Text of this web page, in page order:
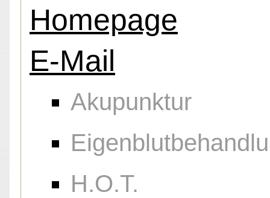
Homepage
E-Mail
Akupunktur
H.O.T.